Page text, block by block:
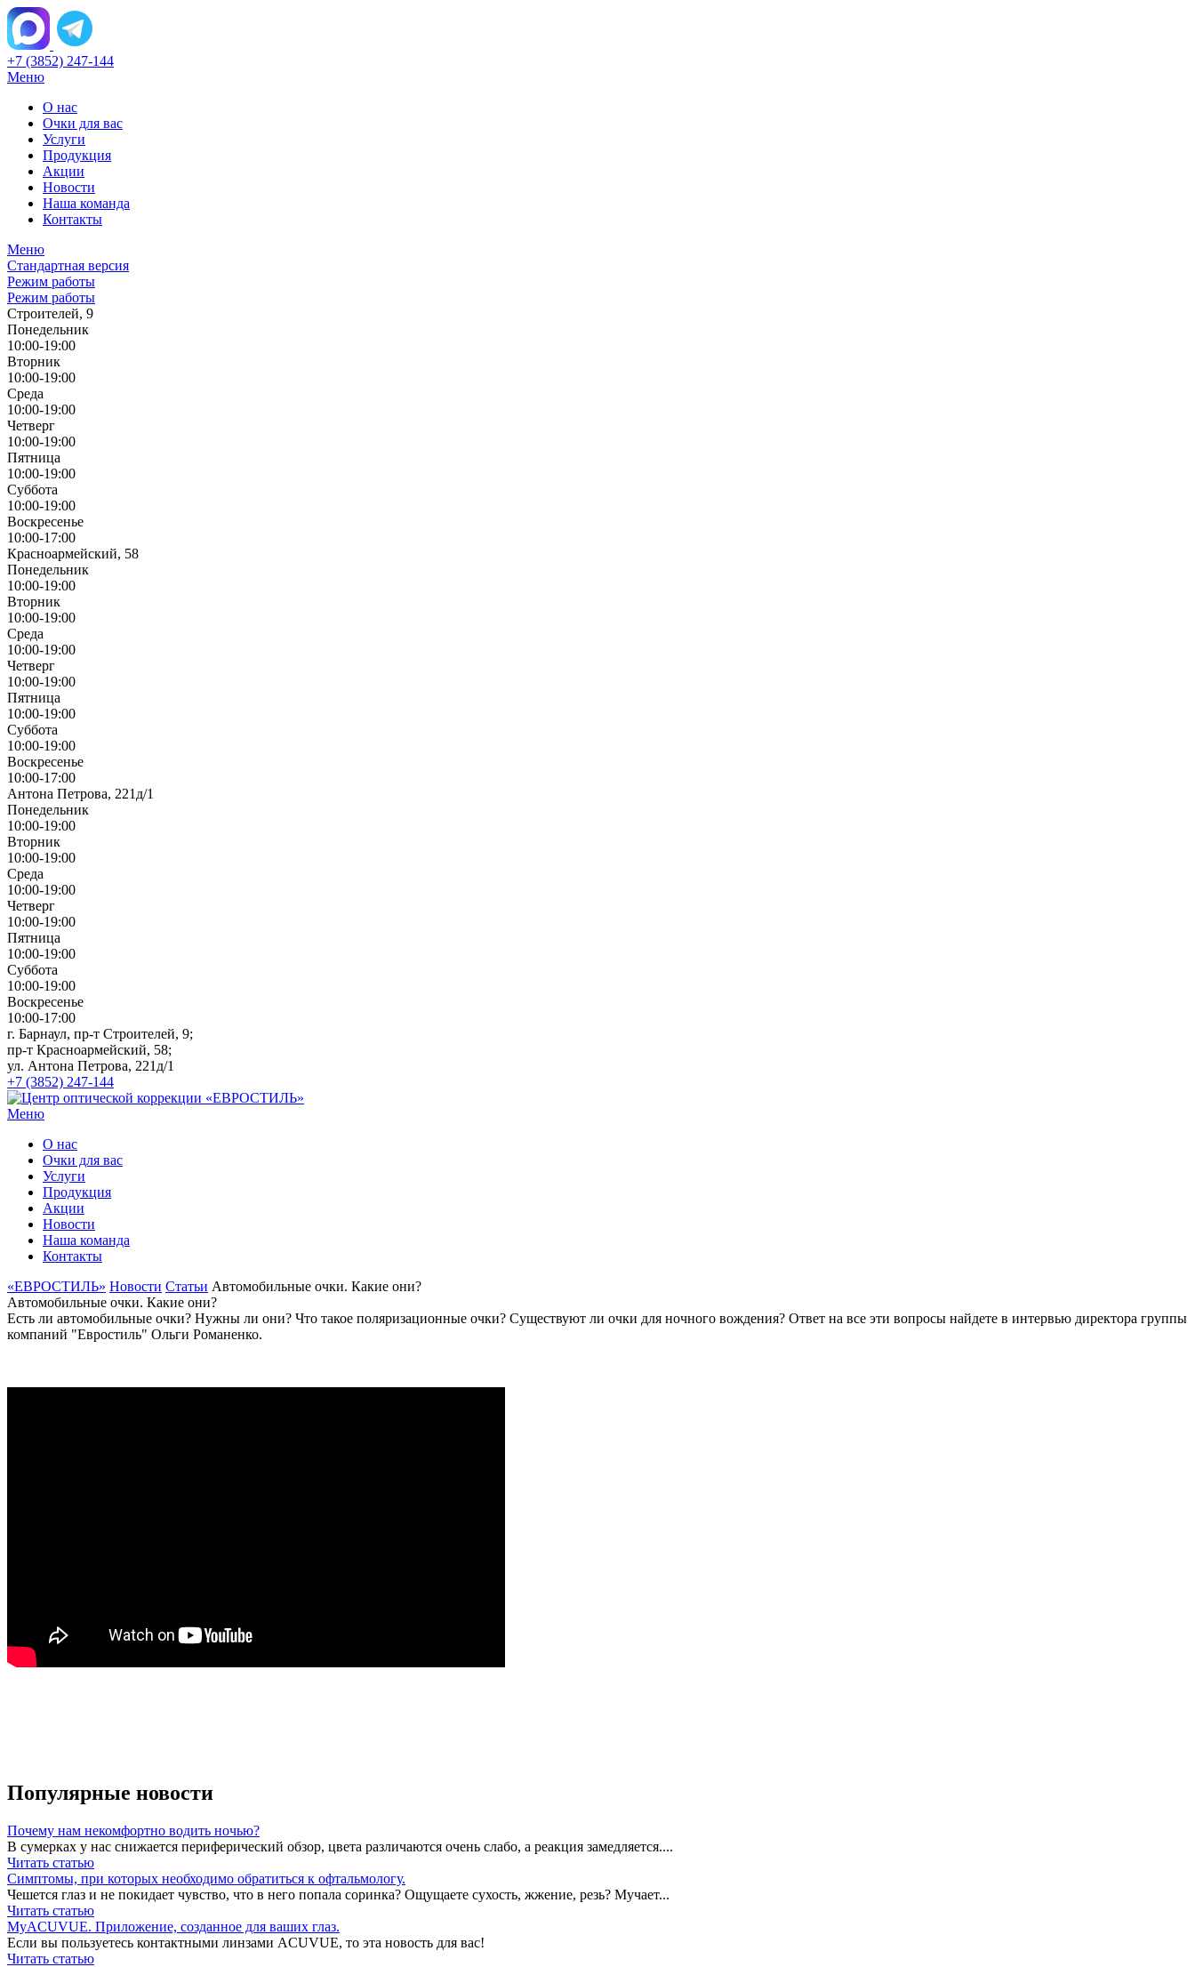
+7 (3852) 247-144
Меню
О нас
Очки для вас
Услуги
Продукция
Акции
Новости
Наша команда
Контакты
Меню
Стандартная версия
Режим работы
Режим работы
Строителей, 9
Понедельник
10:00-19:00
Вторник
10:00-19:00
Среда
10:00-19:00
Четверг
10:00-19:00
Пятница
10:00-19:00
Суббота
10:00-19:00
Воскресенье
10:00-17:00
Красноармейский, 58
Понедельник
10:00-19:00
Вторник
10:00-19:00
Среда
10:00-19:00
Четверг
10:00-19:00
Пятница
10:00-19:00
Суббота
10:00-19:00
Воскресенье
10:00-17:00
Антона Петрова, 221д/1
Понедельник
10:00-19:00
Вторник
10:00-19:00
Среда
10:00-19:00
Четверг
10:00-19:00
Пятница
10:00-19:00
Суббота
10:00-19:00
Воскресенье
10:00-17:00
г. Барнаул, пр-т Строителей, 9;
пр-т Красноармейский, 58;
ул. Антона Петрова, 221д/1
+7 (3852) 247-144
Меню
О нас
Очки для вас
Услуги
Продукция
Акции
Новости
Наша команда
Контакты
«ЕВРОСТИЛЬ» Новости Статьи Автомобильные очки. Какие они?
Автомобильные очки. Какие они?
Есть ли автомобильные очки? Нужны ли они? Что такое поляризационные очки? Существуют ли очки для ночного вождения? Ответ на все эти вопросы найдете в интервью директора группы
компаний "Евростиль" Ольги Романенко.
Популярные новости
Почему нам некомфортно водить ночью?
В сумерках у нас снижается периферический обзор, цвета различаются очень слабо, а реакция замедляется....
Читать статью
Симптомы, при которых необходимо обратиться к офтальмологу.
Чешется глаз и не покидает чувство, что в него попала соринка? Ощущаете сухость, жжение, резь? Мучает...
Читать статью
MyACUVUE. Приложение, созданное для ваших глаз.
Если вы пользуетесь контактными линзами ACUVUE, то эта новость для вас!
Читать статью